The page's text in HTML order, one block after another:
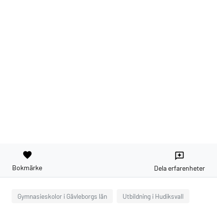
favorite
Bokmärke
reviews
Dela erfarenheter
Gymnasieskolor i Gävleborgs län Utbildning i Hudiksvall